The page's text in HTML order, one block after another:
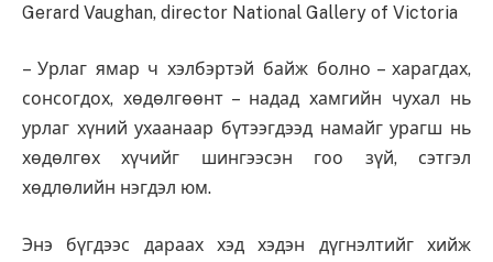
Gerard Vaughan, director National Gallery of Victoria
– Урлаг ямар ч хэлбэртэй байж болно – харагдах,
сонсогдох, хөдөлгөөнт – надад хамгийн чухал нь
урлаг хүний ухаанаар бүтээгдээд намайг урагш нь
хөдөлгөх хүчийг шингээсэн гоо зүй, сэтгэл
хөдлөлийн нэгдэл юм.
Энэ бүгдээс дараах хэд хэдэн дүгнэлтийг хийж